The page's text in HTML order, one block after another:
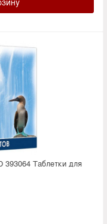
393064 Таблетки для